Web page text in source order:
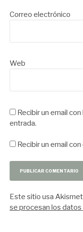
Correo electrónico
Web
Recibir un email
entrada.
Recibir un email
Este sitio usa
se procesan los